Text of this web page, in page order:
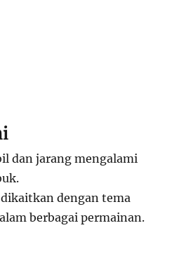
dan jarang mengalami
dengan tema
berbagai permainan.